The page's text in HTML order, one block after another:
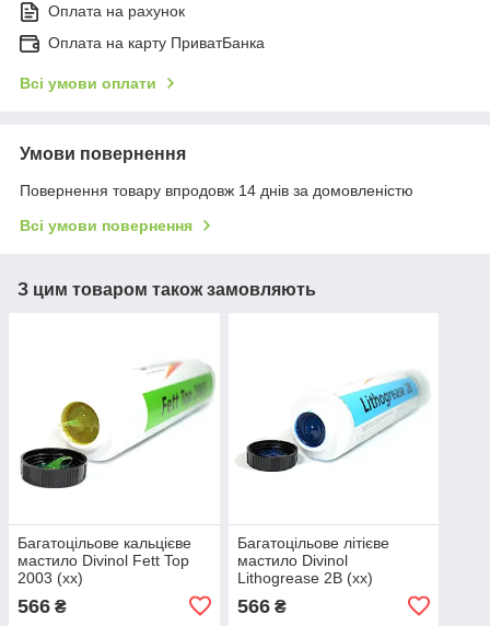
Оплата на рахунок
Оплата на карту ПриватБанка
Всі умови оплати
Умови повернення
Повернення товару впродовж 14 днів за домовленістю
Всі умови повернення
З цим товаром також замовляють
Багатоцільове кальцієве
мастило Divinol Fett Top
2003 (xx)
566 ₴
Багатоцільове літієве
мастило Divinol
Lithogrease 2B (xx)
566₴